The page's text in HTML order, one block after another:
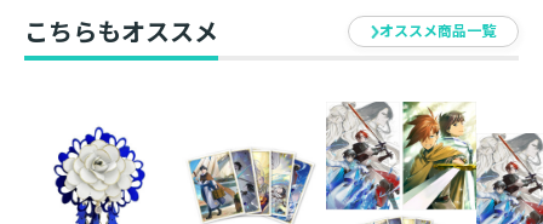
第6巻
不要です！～ 同時
発売まとめ買いセッ
最上級
さま、
要です
こちらもオススメ オススメ商品一覧